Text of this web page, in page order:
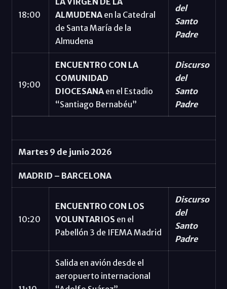
18:00
ALMUDENAen la Catedral
de Santa María de la
Almudena
del
Santo
Padre
19:00
ENCUENTRO CON LA
COMUNIDAD
DIOCESANA en el Estadio
“Santiago Bernabéu”
Discurso
del
Santo
Padre
Martes 9 de junio 2026
MADRID – BARCELONA
10:20
ENCUENTRO CON LOS
VOLUNTARIOS en el
Pabellón 3 de IFEMA Madrid
Discurso
del
Santo
Padre
Salida en avión desde el
aeropuerto internacional